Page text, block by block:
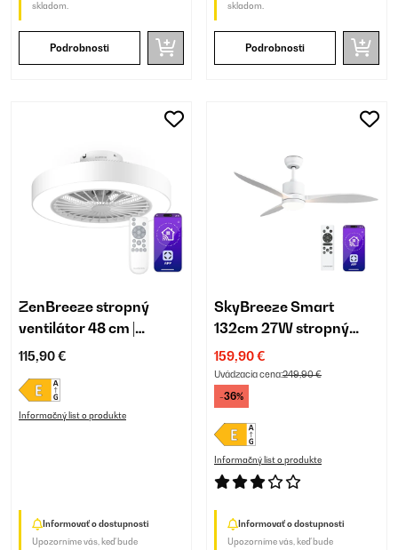
skladom.
Podrobnosti
skladom.
Podrobnosti
ZenBreeze stropný
ventilátor 48 cm |
inteligentný | so svetlom
115,90 €
Informačný list o produkte
Informovať o dostupnosti
Upozorníme vás, keď bude
SkyBreeze Smart
132cm 27W stropný
ventilátor so svietidlom
biela
159,90 €
Uvádzacia cena:249,90 €
-36%
Informačný list o produkte
Informovať o dostupnosti
Upozorníme vás, keď bude